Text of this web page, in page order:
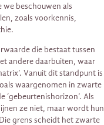
beschouwen als
zoals voorkennis,
die bestaat tussen
andere daarbuiten, waar
Vanuit dit standpunt is
waargenomen in zwarte
‘gebeurtenishorizon’. Als
ze niet, maar wordt hun
grens scheidt het zwarte